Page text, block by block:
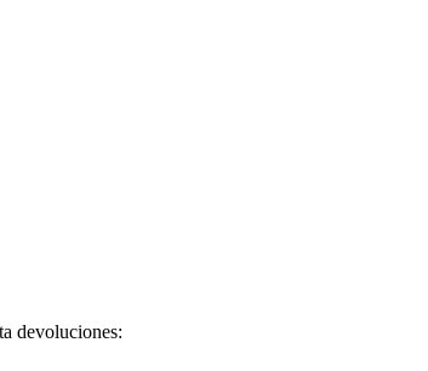
devoluciones: